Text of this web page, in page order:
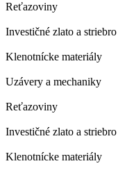
Reťazoviny
Investičné zlato a striebro
Klenotnícke materiály
Uzávery a mechaniky
Reťazoviny
Investičné zlato a striebro
Klenotnícke materiály